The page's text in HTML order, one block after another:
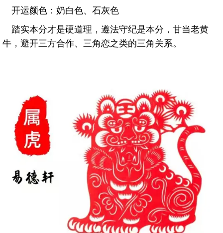
开运颜色：奶白色、石灰色
踏实本分才是硬道理，遵法守纪是本分，甘当老黄
牛，避开三方合作、三角恋之类的三角关系。